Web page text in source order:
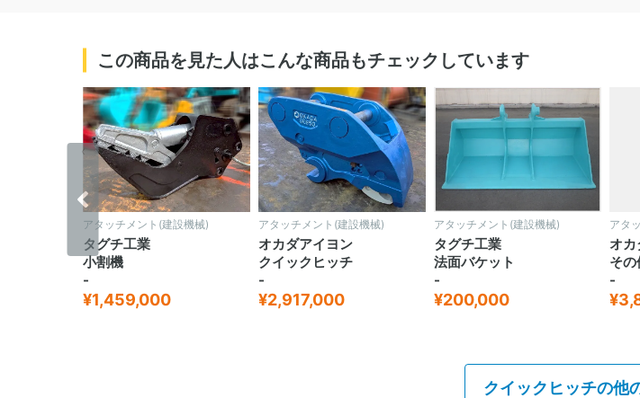
この商品を見た人はこんな商品もチェックしています
アタッチメント(建設機械)
タグチ工業
小割機
-
¥1,459,000
アタッチメント(建設機械)
オカダアイヨン
クイックヒッチ
-
¥2,917,000
アタッチメント(建設機械)
タグチ工業
法面バケット
-
¥200,000
アタ
オカ
その
-
‹
クイックヒッチの他